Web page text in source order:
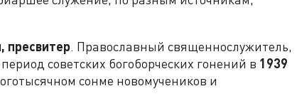
пресвитер. Православный священнослужитель,
советских богоборческих гонений в 1939
сонме новомучеников и